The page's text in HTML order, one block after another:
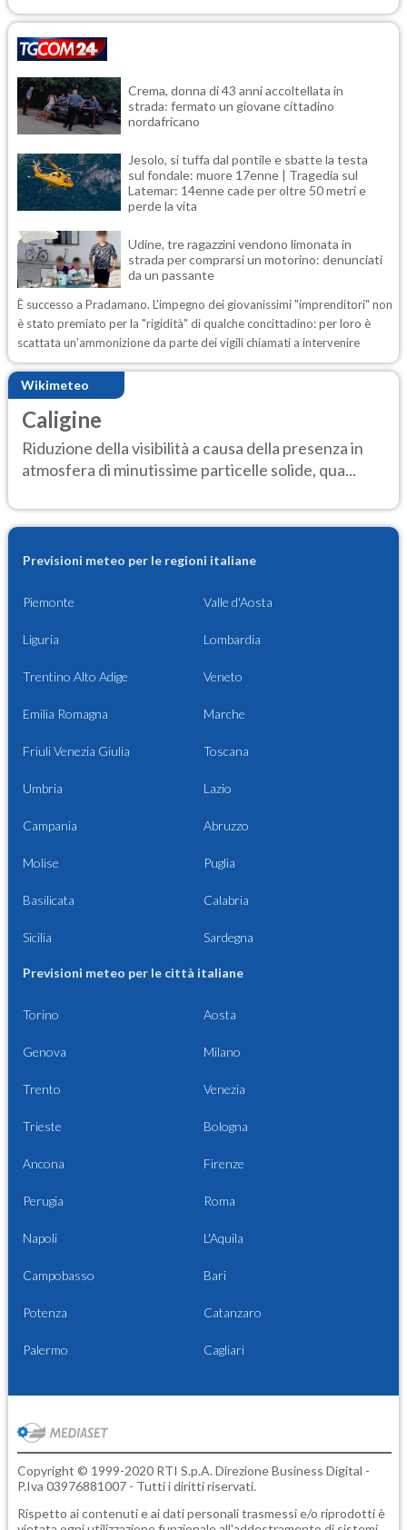
Crema, donna di 43 anni accoltellata in
strada: fermato un giovane cittadino
nordafricano
Jesolo, si tuffa dal pontile e sbatte la testa
sul fondale: muore 17enne | Tragedia sul
Latemar: 14enne cade per oltre 50 metri e
perde la vita
Udine, tre ragazzini vendono limonata in
strada per comprarsi un motorino: denunciati
da un passante
È successo a Pradamano. L'impegno dei giovanissimi "imprenditori" non
è stato premiato per la "rigidità" di qualche concittadino: per loro è
scattata un'ammonizione da parte dei vigili chiamati a intervenire
Wikimeteo
Caligine
Riduzione della visibilità a causa della presenza in
atmosfera di minutissime particelle solide, qua...
Previsioni meteo per le regioni italiane
Piemonte Valle d'Aosta
Liguria Lombardia
Trentino Alto Adige Veneto
Emilia Romagna Marche
Friuli Venezia Giulia Toscana
Umbria Lazio
Campania Abruzzo
Molise Puglia
Basilicata Calabria
Sicilia Sardegna
Previsioni meteo per le città italiane
Torino Aosta
Genova Milano
Trento Venezia
Trieste Bologna
Ancona Firenze
Perugia Roma
Napoli L'Aquila
Campobasso Bari
Potenza Catanzaro
Palermo Cagliari
Copyright © 1999-2020 RTI S.p.A. Direzione Business Digital -
P.Iva 03976881007 - Tutti i diritti riservati.
Rispetto ai contenuti e ai dati personali trasmessi e/o riprodotti è